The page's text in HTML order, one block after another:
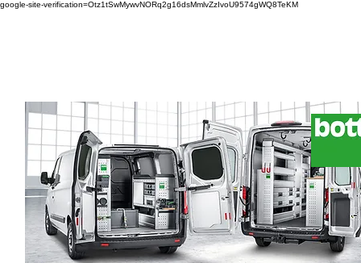
google-site-verification=Otz1tSwMywvNORq2g16dsMmlvZzIvoU9574gWQ8TeKM